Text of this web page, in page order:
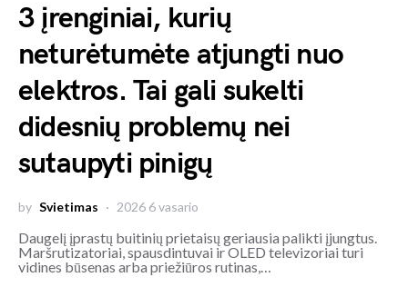
3 įrenginiai, kurių
neturėtumėte atjungti nuo
elektros. Tai gali sukelti
didesnių problemų nei
sutaupyti pinigų
by Svietimas 2026 6 vasario
Daugelį įprastų buitinių prietaisų geriausia palikti įjungtus.
Maršrutizatoriai, spausdintuvai ir OLED televizoriai turi
vidines būsenas arba priežiūros rutinas,…